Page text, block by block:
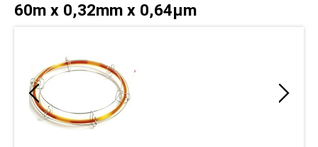
60m x 0,32mm x 0,64µm